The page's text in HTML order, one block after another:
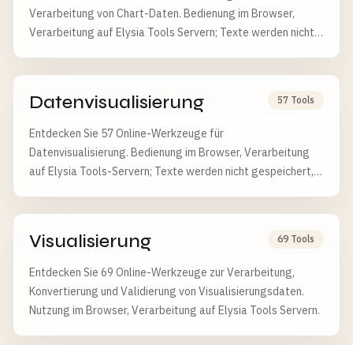
Verarbeitung von Chart-Daten. Bedienung im Browser,
Verarbeitung auf Elysia Tools Servern; Texte werden nicht
Datenvisualisierung 57 Tools
Entdecken Sie 57 Online-Werkzeuge für
Datenvisualisierung. Bedienung im Browser, Verarbeitung
auf Elysia Tools-Servern; Texte werden nicht gespeichert,
Visualisierung 69 Tools
Entdecken Sie 69 Online-Werkzeuge zur Verarbeitung,
Konvertierung und Validierung von Visualisierungsdaten.
Nutzung im Browser, Verarbeitung auf Elysia Tools Servern.